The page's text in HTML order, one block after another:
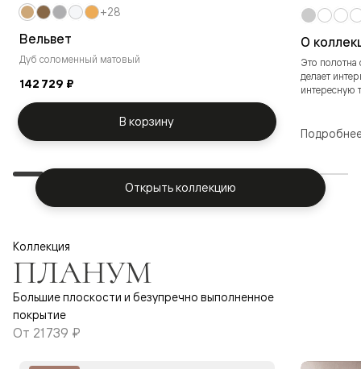
Вельвет
Дуб соломенный матовый
142 729 ₽
+28
В корзину
О
Это
делает
интересную
Открыть коллекцию
Коллекция
ПЛАНУМ
Большие плоскости и безупречно выполненное
покрытие
От 21 739 ₽